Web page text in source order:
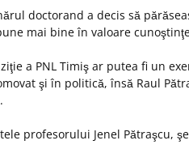
doctorand a decis să
mai bine în valoare
a PNL Timiş ar putea fi un
şi în politică, însă Raul
profesorului Jenel Pătraşcu,